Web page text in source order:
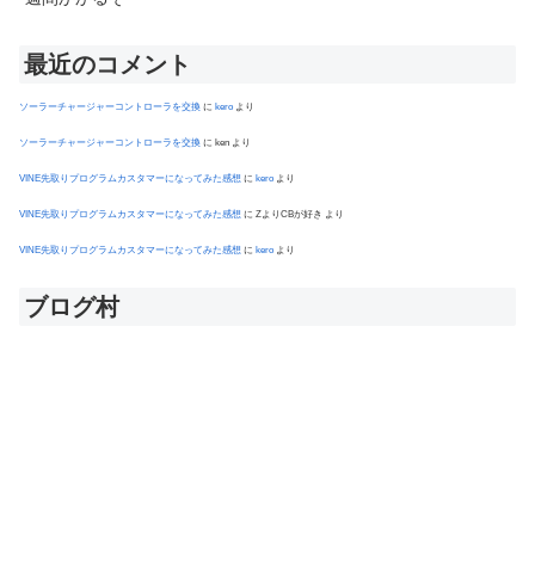
最近のコメント
ソーラーチャージャーコントローラを交換 に kero より
ソーラーチャージャーコントローラを交換 に ken より
VINE先取りプログラムカスタマーになってみた感想 に kero より
VINE先取りプログラムカスタマーになってみた感想 に ZよりCBが好き より
VINE先取りプログラムカスタマーになってみた感想 に kero より
ブログ村